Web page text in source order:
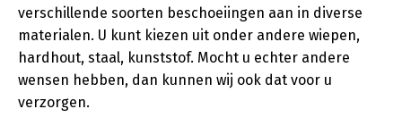
verschillende soorten beschoeiingen aan in diverse
materialen. U kunt kiezen uit onder andere wiepen,
hardhout, staal, kunststof. Mocht u echter andere
wensen hebben, dan kunnen wij ook dat voor u
verzorgen.